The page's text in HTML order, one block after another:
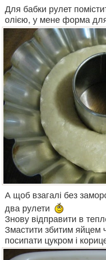
Для бабки рулет
олією, у мене форма
А щоб взагалі без
два рулети
Знову відправити в
Змастити збитим
посипати цукром і